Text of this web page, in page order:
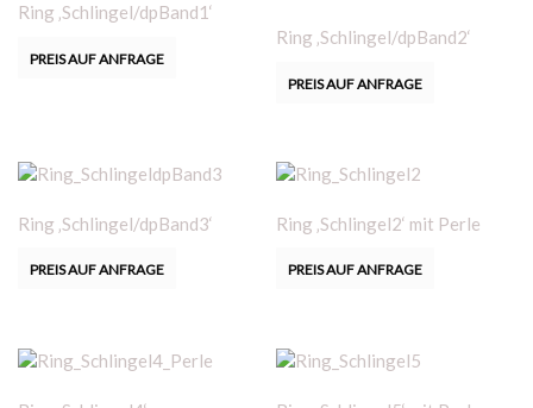
Ring ‚Schlingel/dpBand1‘
PREIS AUF ANFRAGE
Ring ‚Schlingel/dpBand2‘
PREIS AUF ANFRAGE
Ring ‚Schlingel/dpBand3‘
PREIS AUF ANFRAGE
Ring ‚Schlingel2‘ mit Perle
PREIS AUF ANFRAGE